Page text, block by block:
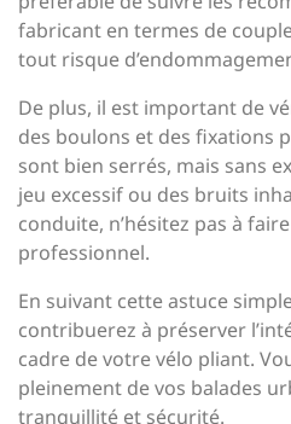
fabricant en termes de
tout risque
De plus, il est important de
des boulons et des fixations
sont bien serrés, mais sans
jeu excessif ou des bruits
conduite, n’hésitez pas à
professionnel.
En suivant cette astuce
contribuerez à préserver
cadre de votre vélo pliant.
pleinement de vos balades
tranquillité et sécurité.